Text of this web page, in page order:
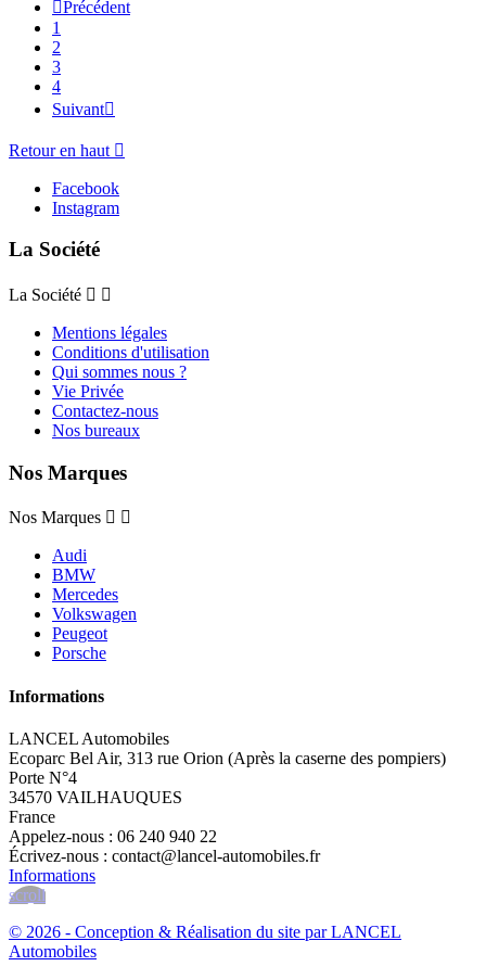
Précédent
1
2
3
4
Suivant
Retour en haut 
Facebook
Instagram
La Société
La Société  
Mentions légales
Conditions d'utilisation
Qui sommes nous ?
Vie Privée
Contactez-nous
Nos bureaux
Nos Marques
Nos Marques  
Audi
BMW
Mercedes
Volkswagen
Peugeot
Porsche
Informations
LANCEL Automobiles
Ecoparc Bel Air, 313 rue Orion (Après la caserne des pompiers)
Porte N°4
34570 VAILHAUQUES
France
Appelez-nous : 06 240 940 22
Écrivez-nous : contact@lancel-automobiles.fr
Informations
scroll
© 2026 - Conception & Réalisation du site par LANCEL
Automobiles